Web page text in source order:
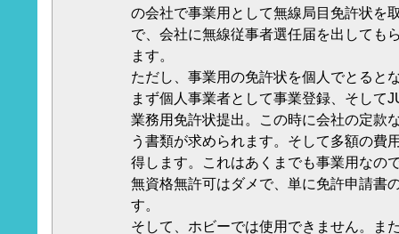
の会社で事業用として無線局目免許状を
で、会社に無線従事者選任届を出しても
ます。
ただし、事業用の免許状を個人でとると
まず個人事業者として事業登録、そして
業務用免許状提出。この時に会社の定款
う書類が求められます。そして多額の費
得します。これはあくまでも事業用なの
無資格無許可はダメで、単に免許申請書
す。
そして、ホビーでは使用できません。ま